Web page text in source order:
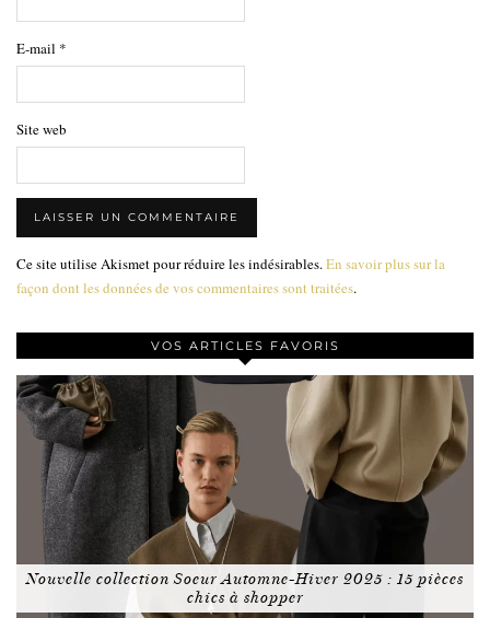
E-mail *
Site web
Ce site utilise Akismet pour réduire les indésirables. En savoir plus sur la
façon dont les données de vos commentaires sont traitées.
VOS ARTICLES FAVORIS
Nouvelle collection Soeur Automne-Hiver 2025 : 15 pièces
chics à shopper